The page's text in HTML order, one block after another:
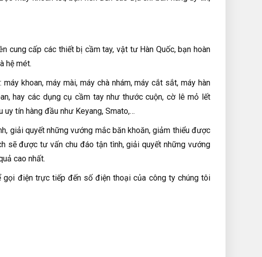
cung cấp các thiết bị cầm tay, vật tư Hàn Quốc, bạn hoàn
hệ mét.
khoan, máy mài, máy chà nhám, máy cắt sắt, máy hàn
hay các dụng cụ cầm tay như thước cuộn, cờ lê mỏ lết
tín hàng đầu như Keyang, Smato,…
giải quyết những vướng mắc băn khoăn, giảm thiểu được
sẽ được tư vấn chu đáo tận tình, giải quyết những vướng
cao nhất.
gọi điện trực tiếp đến số điện thoại của công ty chúng tôi